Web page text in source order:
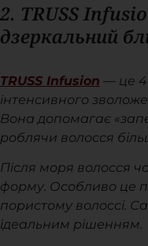
2. TRUSS
дзеркальний
TRUSS Infusion — це
інтенсивного
Вона допомагає
роблячи волосся
Після моря волосся
форму. Особливо це
пористому волоссі.
ідеальним рішенням.